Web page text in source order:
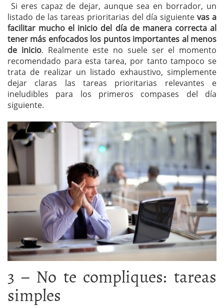
Si eres capaz de dejar, aunque sea en borrador, un
listado de las tareas prioritarias del día siguiente vas a
facilitar mucho el inicio del día de manera correcta al
tener más enfocados los puntos importantes al menos
de inicio. Realmente este no suele ser el momento
recomendado para esta tarea, por tanto tampoco se
trata de realizar un listado exhaustivo, simplemente
dejar claras las tareas prioritarias relevantes e
ineludibles para los primeros compases del día
siguiente.
3 – No te compliques: tareas
simples